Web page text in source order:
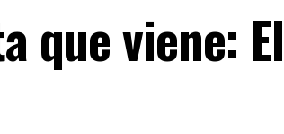
que viene: